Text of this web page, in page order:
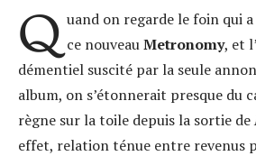
Q uand on regarde le foin qui
ce nouveauMetronomy, et
démentiel suscité par la seule
album, on s’étonnerait presque du
règne sur la toile depuis la sortie de
effet, relation ténue entre revenus